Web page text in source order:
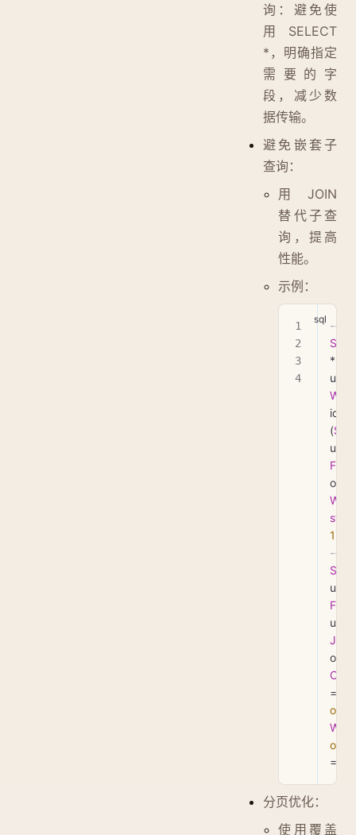
询：避免使
用 SELECT
*，明确指定
需要的字
段，减少数
据传输。
避免嵌套子
查询：
用 JOIN
替代子查
询，提高
性能。
示例：
-- 低
*
id
(
1
-- 高
ON
=
o
o
=
分页优化：
使用覆盖